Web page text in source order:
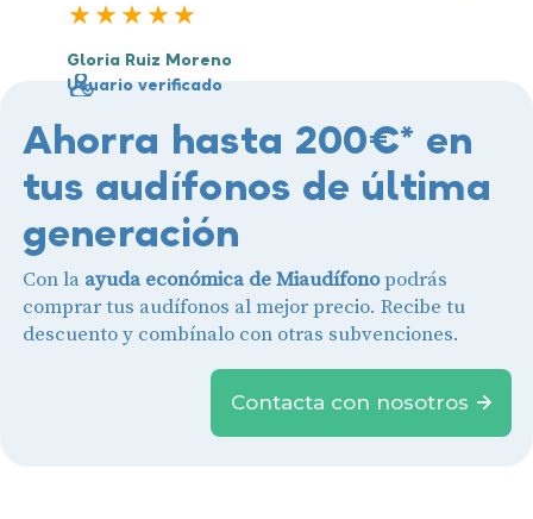
Gloria Ruiz Moreno
Usuario verificado
Ahorra hasta 200€* en
tus audífonos de última
generación
Con la ayuda económica de Miaudífonopodrás
comprar tus audífonos al mejor precio. Recibe tu
descuento y combínalo con otras subvenciones.
Contacta con nosotros